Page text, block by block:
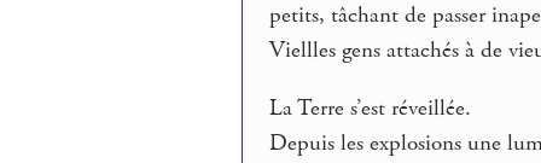
petits, tâchant de passer
Viellles gens attachés à de
La Terre s’est réveillée.
Depuis les explosions une